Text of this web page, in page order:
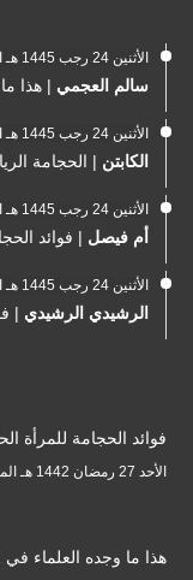
الأثنين 24 رجب 1445 هـ الموافق 5 فبراير 2024 مـ
سالم العجمي | هذا
الأثنين 24 رجب 1445 هـ الموافق 5 فبراير 2024 مـ
الكابتن | الحجامة
الأثنين 24 رجب 1445 هـ الموافق 5 فبراير 2024 مـ
أم فيصل | فوائد
الأثنين 24 رجب 1445 هـ الموافق 5 فبراير 2024 مـ
الرشيدي الرشيدي |
فوائد الحجامة للمرأة
الأحد 27 رمضان 1442 هـ الموافق 9 مايو 2021 مـ
هذا ما وجده العلماء